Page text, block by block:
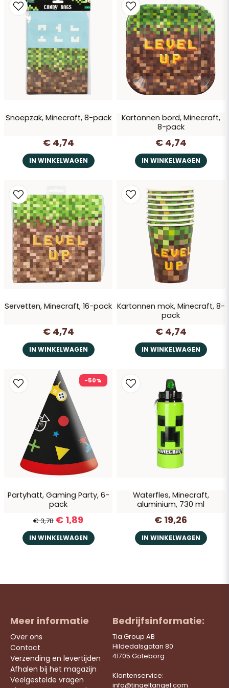
Vraag verzenden
personligt! Nöjd kund.
Snoepzak, Minecraft, 8-pack
€ 4,74
IN WINKELWAGEN
Kartonnen bord, Minecraft,
8-pack
€ 4,74
IN WINKELWAGEN
Servetten, Minecraft, 16-pack
€ 4,74
IN WINKELWAGEN
Kartonnen mok, Minecraft, 8-
pack
€ 4,74
IN WINKELWAGEN
Partyhatt, Gaming Party, 6-
pack
€ 3,78 € 1,89
IN WINKELWAGEN
-50%
Waterfles, Minecraft,
aluminium, 730 ml
€ 19,26
IN WINKELWAGEN
Meer informatie
Over ons
Contact
Verzending en levertijden
Afhalen bij het magazijn
Veelgestelde vragen
Bedrijfsinformatie:
Tia Group AB
Hildedalsgatan 80
41705 Göteborg
Klantenservice:
info@tingeltangel.com